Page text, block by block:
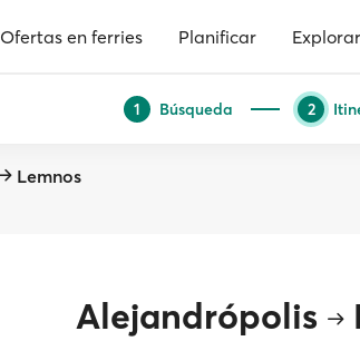
Ofertas en ferries Planificar Explorar
1 Búsqueda 2
Lemnos
Alejandrópolis